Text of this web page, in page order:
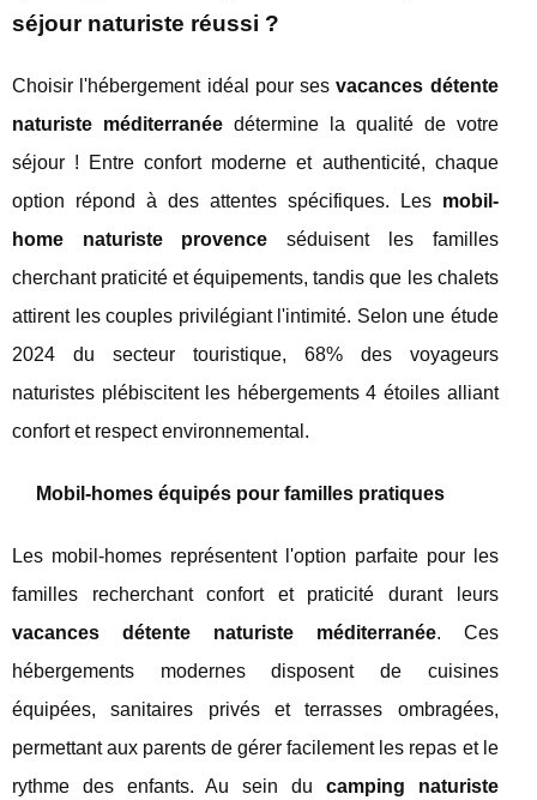
séjour naturiste réussi ?
Choisir l'hébergement idéal pour sesvacances détente
naturiste méditerranéedétermine la qualité de votre
séjour ! Entre confort moderne et authenticité, chaque
option répond à des attentes spécifiques. Les mobil-
home naturiste provence séduisent les familles
cherchant praticité et équipements, tandis que les chalets
attirent les couples privilégiant l'intimité. Selon une étude
2024 du secteur touristique, 68% des voyageurs
naturistes plébiscitent les hébergements 4 étoiles alliant
confort et respect environnemental.
Mobil-homes équipés pour familles pratiques
Les mobil-homes représentent l'option parfaite pour les
familles recherchant confort et praticité durant leurs
vacances détente naturiste méditerranée. Ces
hébergements modernes disposent de cuisines
équipées, sanitaires privés et terrasses ombragées,
permettant aux parents de gérer facilement les repas et le
rythme des enfants. Au sein du camping naturiste